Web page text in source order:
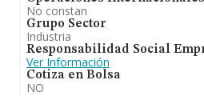
No constan
Grupo Sector
Industria
Responsabilidad Social
Ver Información
Cotiza en Bolsa
NO